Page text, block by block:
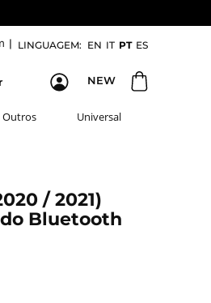
LINGUAGEM: EN IT PT ES
|
NEW
Outros Universal
/ 2021)
Bluetooth